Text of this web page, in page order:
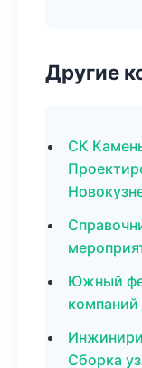
Другие
СК
Южный
Сборка